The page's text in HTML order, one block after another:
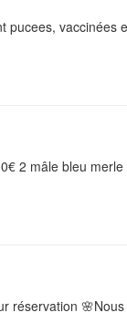
pucees, vaccinées
2 mâle bleu